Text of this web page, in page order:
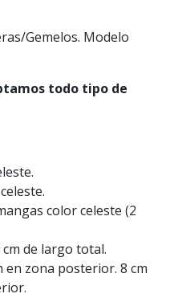
Gemelos. Modelo
todo tipo de
color celeste (2
de largo total.
en zona posterior. 8 cm